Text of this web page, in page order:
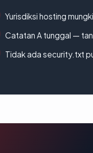
Yurisdiksi hosting
Catatan A tunggal —
Tidak ada security.txt